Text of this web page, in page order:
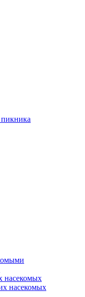
насекомых
насекомых